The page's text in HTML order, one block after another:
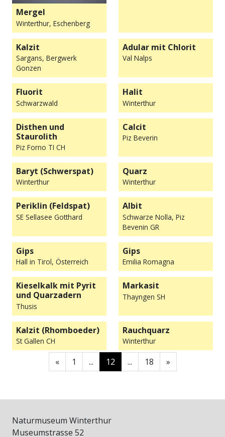
Mergel
Winterthur, Eschenberg
Kalzit
Sargans, Bergwerk
Gonzen
Adular mit Chlorit
Val Nalps
Fluorit
Schwarzwald
Halit
Winterthur
Disthen und
Staurolith
Piz Forno TI CH
Calcit
Piz Beverin
Baryt (Schwerspat)
Winterthur
Quarz
Winterthur
Periklin (Feldspat)
SE Sellasee Gotthard
Albit
Schwarze Nolla, Piz
Bevenin GR
Gips
Hall in Tirol, Österreich
Gips
Emilia Romagna
Kieselkalk mit Pyrit
und Quarzadern
Thusis
Markasit
Thayngen SH
Kalzit (Rhomboeder)
St Gallen CH
Rauchquarz
Winterthur
«Zurück
1 ... 12 ... 18 »
Naturmuseum Winterthur
Museumstrasse 52